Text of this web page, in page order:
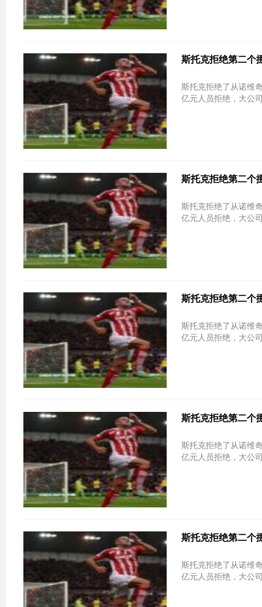
斯托克拒绝第二个
斯托克拒绝了从诺维
亿元人员拒绝，大公
斯托克拒绝第二个
斯托克拒绝了从诺维
亿元人员拒绝，大公
斯托克拒绝第二个
斯托克拒绝了从诺维
亿元人员拒绝，大公
斯托克拒绝第二个
斯托克拒绝了从诺维
亿元人员拒绝，大公
斯托克拒绝第二个
斯托克拒绝了从诺维
亿元人员拒绝，大公